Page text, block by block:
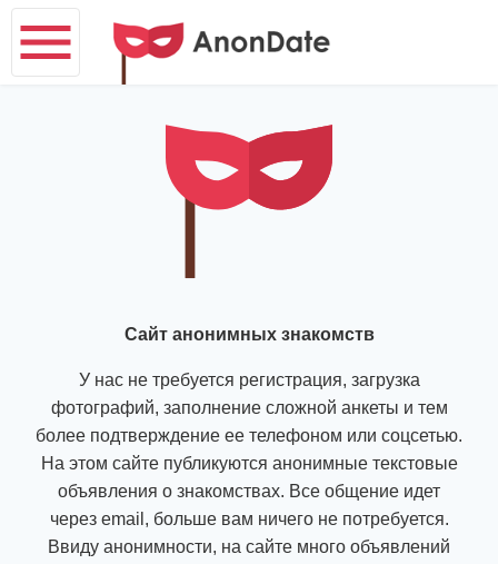
Сайт анонимных знакомств
У нас не требуется регистрация, загрузка
фотографий, заполнение сложной анкеты и тем
более подтверждение ее телефоном или соцсетью.
На этом сайте публикуются анонимные текстовые
объявления о знакомствах. Все общение идет
через email, больше вам ничего не потребуется.
Ввиду анонимности, на сайте много объявлений